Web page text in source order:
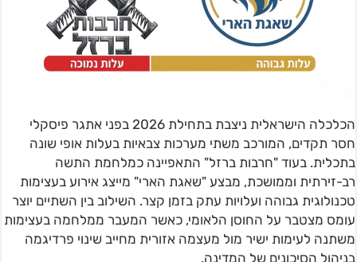
הכלכלה הישראלית ניצבת בתחילת 2026 בפני אתגר פיסקלי
חסר תקדים, המורכב משתי מערכות צבאיות בעלות אופי שונה
בתכלית. בעוד "חרבות ברזל" התאפיינה כמלחמת התשה
רב-זירתית וממושכת, מבצע "שאגת הארי" מייצג אירוע בעצימות
טכנולוגית גבוהה ועלויות עתק בזמן קצר. השילוב בין השתיים יוצר
עומס מצטבר על החוסן הלאומי, כאשר המעבר ממלחמה בעצימות
משתנה לעימות ישיר מול מעצמה אזורית מחייב שינוי פרדיגמה
בניהול הסיכונים של המדינה.